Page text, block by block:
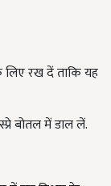
लिए रख दें ताकि यह
बोतल में डाल लें.